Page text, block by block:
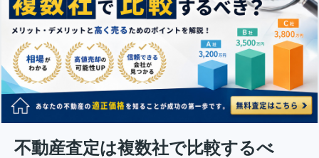
不動産査定は複数社で比較するべ